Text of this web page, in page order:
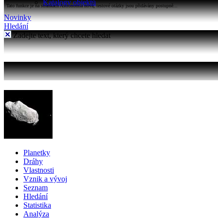
Katalogy objektů
Tato funkce je na stránkách Astronomia nová, testové otázky jsou přidávány postupně...
Novinky
Hledání
Zadejte text, který chcete hledat
Planetky
Dráhy
Vlastnosti
Vznik a vývoj
Seznam
Hledání
Statistika
Analýza